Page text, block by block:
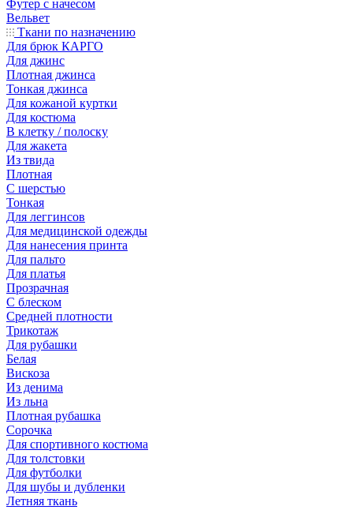
Футер с начесом
Вельвет
Ткани по назначению
Для брюк КАРГО
Для джинс
Плотная джинса
Тонкая джинса
Для кожаной куртки
Для костюма
В клетку / полоску
Для жакета
Из твида
Плотная
С шерстью
Тонкая
Для леггинсов
Для медицинской одежды
Для нанесения принта
Для пальто
Для платья
Прозрачная
С блеском
Средней плотности
Трикотаж
Для рубашки
Белая
Вискоза
Из денима
Из льна
Плотная рубашка
Сорочка
Для спортивного костюма
Для толстовки
Для футболки
Для шубы и дубленки
Летняя ткань